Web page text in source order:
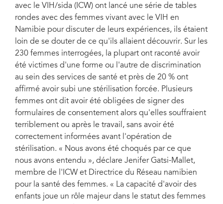
avec le VIH/sida (ICW) ont lancé une série de tables
rondes avec des femmes vivant avec le VIH en
Namibie pour discuter de leurs expériences, ils étaient
loin de se douter de ce qu'ils allaient découvrir. Sur les
230 femmes interrogées, la plupart ont raconté avoir
été victimes d'une forme ou l'autre de discrimination
au sein des services de santé et près de 20 % ont
affirmé avoir subi une stérilisation forcée. Plusieurs
femmes ont dit avoir été obligées de signer des
formulaires de consentement alors qu'elles souffraient
terriblement ou après le travail, sans avoir été
correctement informées avant l'opération de
stérilisation. « Nous avons été choqués par ce que
nous avons entendu », déclare Jenifer Gatsi-Mallet,
membre de l'ICW et Directrice du Réseau namibien
pour la santé des femmes. « La capacité d'avoir des
enfants joue un rôle majeur dans le statut des femmes